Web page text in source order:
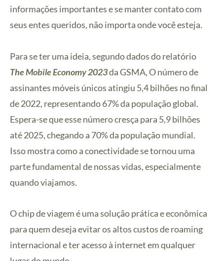
informações importantes e se manter contato com
seus entes queridos, não importa onde você esteja.
Para se ter uma ideia, segundo dados do relatório
The Mobile Economy 2023da GSMA, O número de
assinantes móveis únicos atingiu 5,4 bilhões no final
de 2022, representando 67% da população global.
Espera-se que esse número cresça para 5,9 bilhões
até 2025, chegando a 70% da população mundial.
Isso mostra como a conectividade se tornou uma
parte fundamental de nossas vidas, especialmente
quando viajamos.
O chip de viagem é uma solução prática e econômica
para quem deseja evitar os altos custos de roaming
internacional e ter acesso à internet em qualquer